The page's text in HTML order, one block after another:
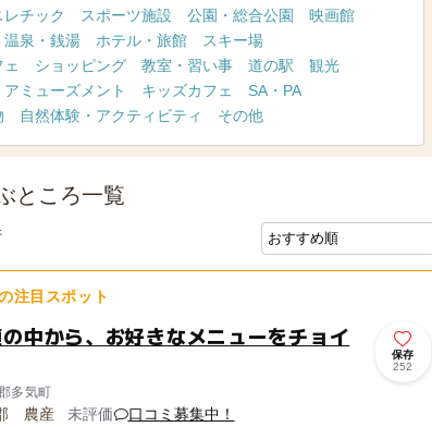
レチック スポーツ施設 公園・総合公園
映画館
温泉・銭湯 ホテル・旅館
スキー場
ショッピング 教室・習い事 道の駅
観光
アミューズメント キッズカフェ
SA・PA
自然体験・アクティビティ その他
ところ一覧
注目スポット
中から、お好きなメニューをチョイ
多気町
保存
252
未評価
口コミ募集中！